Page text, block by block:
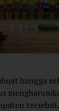
bangga
tersebut.